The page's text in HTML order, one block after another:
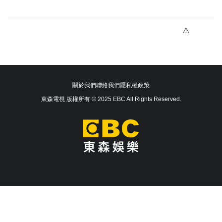
關於我們聯絡我們隱私權政策
東森電視 版權所有 © 2025 EBC All Rights Reserved.